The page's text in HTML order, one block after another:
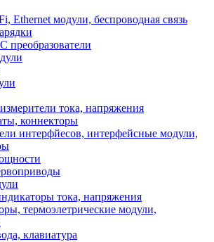
Ethernet модули, беспроводная связь
преобразователи
тока, напряжения
коннекторы
интерфйесов, интерфейсные модули,
тока, напряжения
термоэлетрические модули,
клавиатура